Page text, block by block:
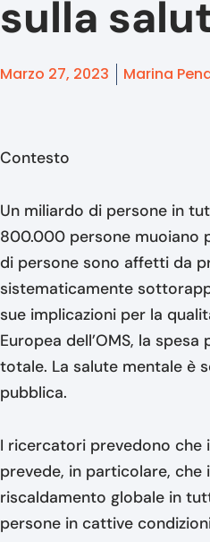
sulla
Marzo 27, 2023 Marina
Contesto
Un miliardo di persone in
800.000 persone muoiano
di persone sono affetti da
sistematicamente
sue implicazioni per la
Europea dell’OMS, la
totale. La salute mentale è
pubblica.
I ricercatori prevedono che
prevede, in particolare, che
riscaldamento globale in
persone in cattive